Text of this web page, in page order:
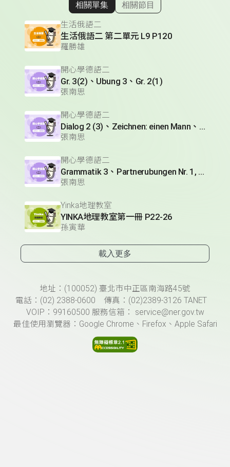
顯示相關單集
相關單集 相關節目
生活俄語二
生活俄語二 第二單元 L9 P120
羅勝雄
開心學德語二
Gr. 3(2)、Ubung 3、Gr. 2(1)
張南思
開心學德語二
Dialog 2 (3)、Zeichnen: einen Mann、Lesetext 1(1)
張南思
開心學德語二
Grammatik 3、Partnerubungen Nr. 1, 3、Dialog 2(1)
張南思
Yinka地理教室
YINKA地理教室第一冊 P22-26
孫寅華
載入更多
頁尾資訊地址：(100052) 臺北市中正區南海路45號
電話：(02) 2388-0600 傳真：(02)2389-3126 TANET
VOIP：99160500 服務信箱： service@ner.gov.tw
最佳使用瀏覽器：Google Chrome、Firefox、Apple Safari